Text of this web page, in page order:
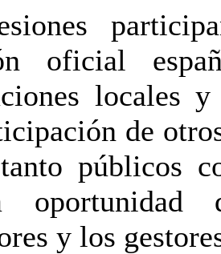
oficial
locales
de
públicos
oportunidad
y los